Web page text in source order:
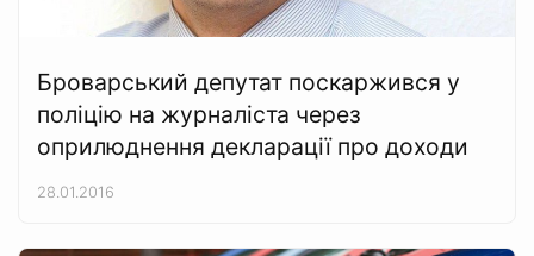
Броварський депутат поскаржився у
поліцію на журналіста через
оприлюднення декларації про доходи
28.01.2016